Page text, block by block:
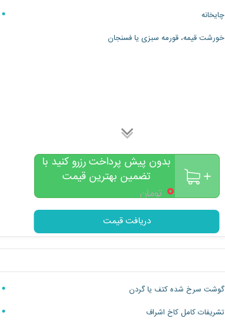
چایخانه
خورشت قیمه، قورمه سبزی یا فسنجان
بدون پیش پرداخت رزرو کنید با
تضمین بهترین قیمت
۰تومان
دریافت قیمت
گوشت سرخ شده کتف یا گردن
تشریفات کامل کاخ اشراف